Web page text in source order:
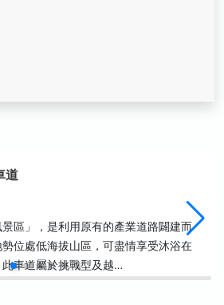
道
區」，是利用原有的產業道路闢建而
位處低海拔山區，可盡情享受沐浴在
車道屬於挑戰型及越…